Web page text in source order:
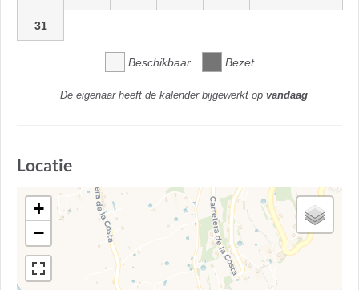
31
Beschikbaar Bezet
De eigenaar heeft de kalender bijgewerkt op vandaag
Locatie
+
−